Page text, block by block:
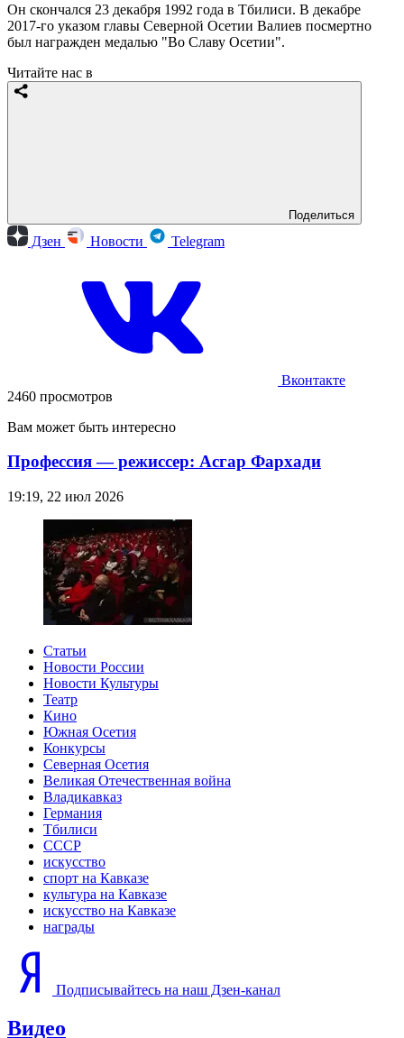
Он скончался 23 декабря 1992 года в Тбилиси. В декабре
2017-го указом главы Северной Осетии Валиев посмертно
был награжден медалью "Во Славу Осетии".
Читайте нас в
Поделиться
Дзен Новости Telegram
Вконтакте
2460 просмотров
Вам может быть интересно
Профессия — режиссер: Асгар Фархади
19:19, 22 июл 2026
Статьи
Новости России
Новости Культуры
Театр
Кино
Южная Осетия
Конкурсы
Северная Осетия
Великая Отечественная война
Владикавказ
Германия
Тбилиси
СССР
искусство
спорт на Кавказе
культура на Кавказе
искусство на Кавказе
награды
Подписывайтесь на наш Дзен-канал
Видео